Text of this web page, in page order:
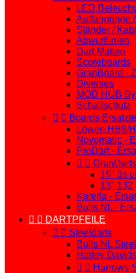
LED
Auffangringe
Ständer /
Abwurflinien
Dart Matten
Scoreboards
GranBoard -
Diverses
MOD HUB
Schallschutz
  Boards
Löwen HB9/
Novomatic -
ProDart -
 
15" 3s
13" 132
Karella -
Bulls NL -
  DARTPFEILE
  Steeldarts
Bulls NL
Harley
  Harrows